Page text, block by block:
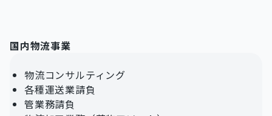
国内物流事業
物流コンサルティング
各種運送業請負
管業務請負